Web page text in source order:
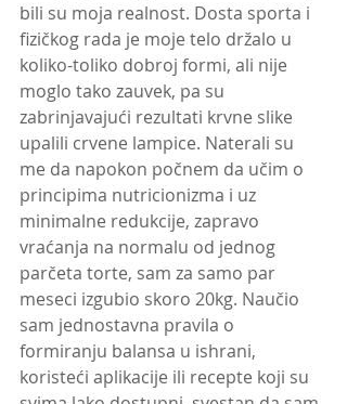
bili su moja realnost. Dosta sporta i
fizičkog rada je moje telo držalo u
koliko-toliko dobroj formi, ali nije
moglo tako zauvek, pa su
zabrinjavajući rezultati krvne slike
upalili crvene lampice. Naterali su
me da napokon počnem da učim o
principima nutricionizma i uz
minimalne redukcije, zapravo
vraćanja na normalu od jednog
parčeta torte, sam za samo par
meseci izgubio skoro 20kg. Naučio
sam jednostavna pravila o
formiranju balansa u ishrani,
koristeći aplikacije ili recepte koji su